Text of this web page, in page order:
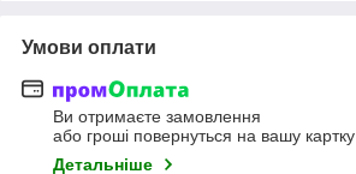
Умови оплати
Ви отримаєте замовлення
або гроші повернуться на вашу картку
Детальніше